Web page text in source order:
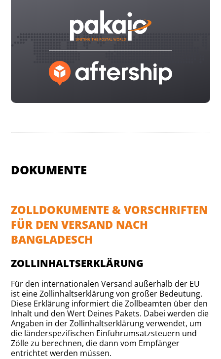
DOKUMENTE
ZOLLDOKUMENTE & VORSCHRIFTEN
FÜR DEN VERSAND NACH
BANGLADESCH
ZOLLINHALTSERKLÄRUNG
Für den internationalen Versand außerhalb der EU
ist eine Zollinhaltserklärung von großer Bedeutung.
Diese Erklärung informiert die Zollbeamten über den
Inhalt und den Wert Deines Pakets. Dabei werden die
Angaben in der Zollinhaltserklärung verwendet, um
die länderspezifischen Einfuhrumsatzsteuern und
Zölle zu berechnen, die dann vom Empfänger
entrichtet werden müssen.